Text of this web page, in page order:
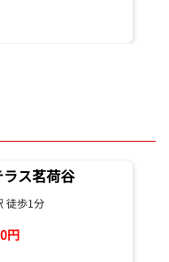
ス茗荷谷
徒歩1分
円